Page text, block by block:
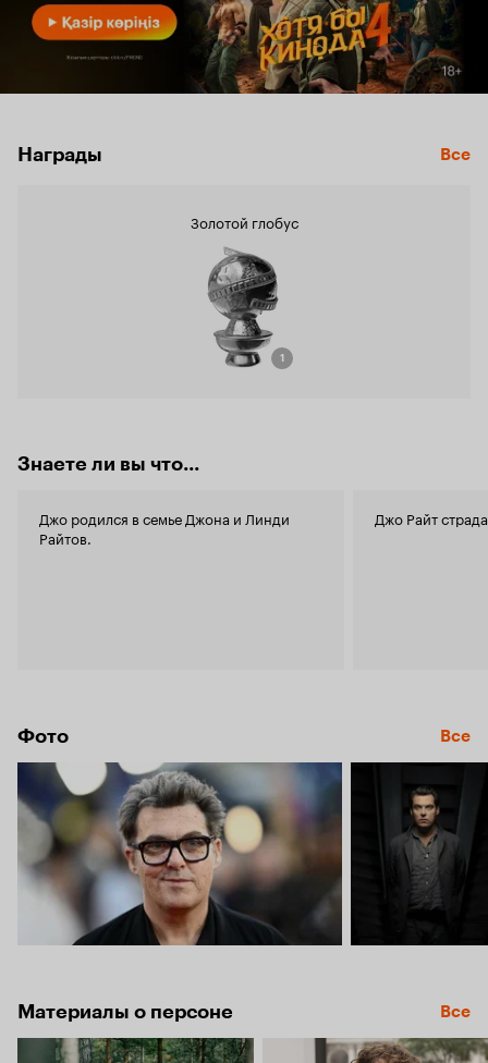
Награды Все
Золотой глобус
1
Знаете ли вы что...
Джо родился в семье Джона и Линди
Райтов.
Джо Райт
Фото Все
Материалы о персоне Все